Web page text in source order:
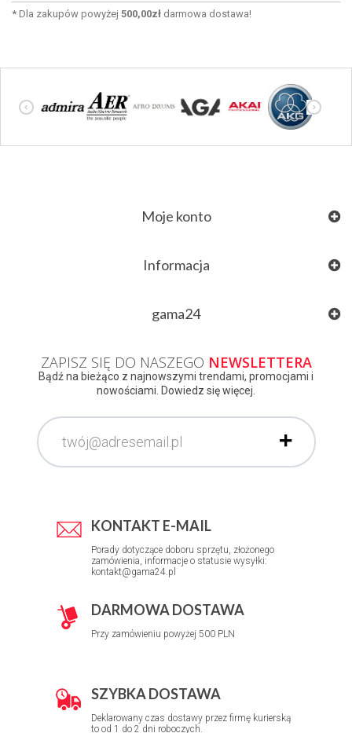
* Dla zakupów powyżej 500,00zł darmowa dostawa!
Moje konto
Informacja
gama24
ZAPISZ SIĘ DO NASZEGO NEWSLETTERA
Bądź na bieżąco z najnowszymi trendami, promocjami i
nowościami. Dowiedz się więcej.
KONTAKT E-MAIL
Porady dotyczące doboru sprzętu, złożonego
zamówienia, informacje o statusie wysyłki:
kontakt@gama24.pl
DARMOWA DOSTAWA
Przy zamówieniu powyżej 500 PLN
SZYBKA DOSTAWA
Deklarowany czas dostawy przez firmę kurierską
to od 1 do 2 dni roboczych.